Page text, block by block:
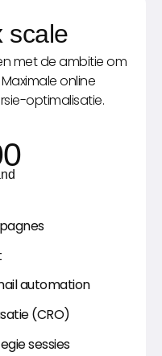
scale
met de ambitie om
online
optimalisatie.
automation
(CRO)
sessies